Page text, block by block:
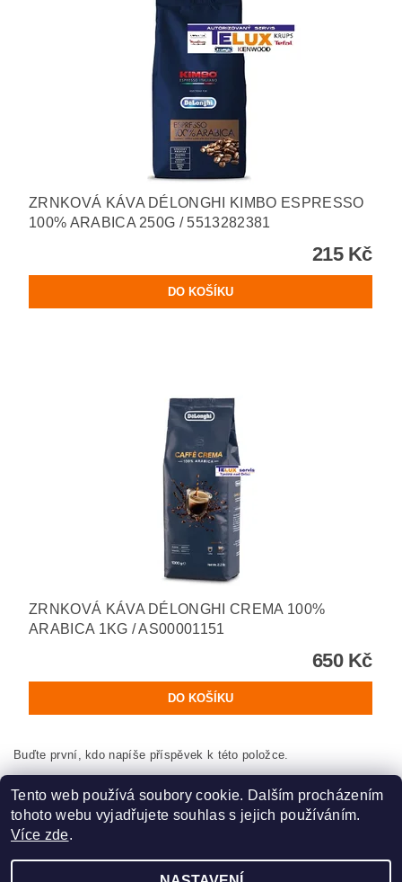
ZRNKOVÁ KÁVA DÉLONGHI KIMBO ESPRESSO
100% ARABICA 250G / 5513282381
215 Kč
ZRNKOVÁ KÁVA DÉLONGHI CREMA 100%
ARABICA 1KG / AS00001151
650 Kč
Buďte první, kdo napíše příspěvek k této položce.
Přidat komentář
Tento web používá soubory cookie. Dalším procházením
tohoto webu vyjadřujete souhlas s jejich používáním.
Více zde.